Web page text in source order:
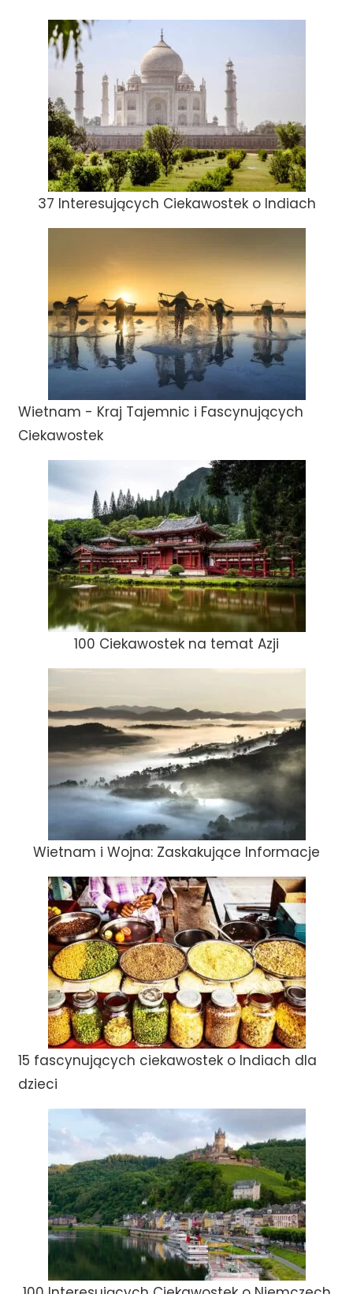
37 Interesujących Ciekawostek o Indiach
Wietnam - Kraj Tajemnic i Fascynujących
Ciekawostek
100 Ciekawostek na temat Azji
Wietnam i Wojna: Zaskakujące Informacje
15 fascynujących ciekawostek o Indiach dla
dzieci